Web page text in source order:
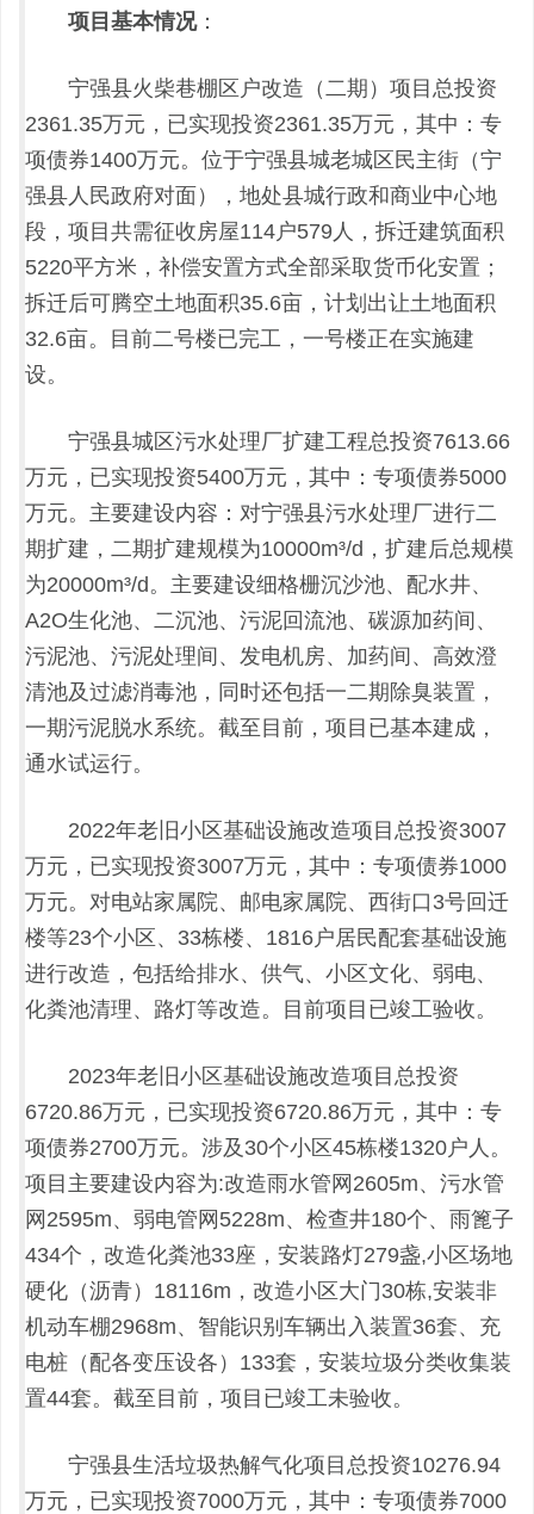
项目基本情况：
宁强县火柴巷棚区户改造（二期） 项目总投资
2361.35万元，已实现投资2361.35万元，其中：专
项债券1400万元。 位于宁强县城老城区民主街（宁
强县人民政府对面），地处县城行政和商业中心地
段，项目共需征收房屋114户579人，拆迁建筑面积
5220平方米，补偿安置方式全部采取货币化安置；
拆迁后可腾空土地面积35.6亩，计划出让土地面积
32.6亩。 目前二号楼已完工，一号楼正在实施建
设。
宁强县城区污水处理厂扩建工程总投资7613.66
万元，已实现投资5400万元，其中：专项债券5000
万元。主要建设内容 ：对宁强县污水处理厂进行二
期扩建，二期扩建规模为10000m³/d ，扩建后总规模
为20000m³/d。主要建设细格栅沉沙池、配水井、
A2O生化池、二沉池、污泥回流池、碳源加药间、
污泥池、污泥处理间、发电机房、加药间、高效澄
清池及过滤消毒池，同时还包括一二期除臭装置，
一期污泥脱水系统。截至目前，项目已基本建成，
通水试运行。
2022年老旧小区基础设施改造项目总投资3007
万元，已实现投资3007万元，其中：专项债券1000
万元。对电站家属院、邮电家属院、西街口3号回迁
楼等23个小区、33栋楼、1816户居民配套基础设施
进行改造，包括给排水、供气、小区文化、弱电、
化粪池清理、路灯等改造。目前项目已竣工验收。
2023年老旧小区基础设施改造项目总投资
6720.86万元，已实现投资6720.86万元，其中：专
项债券2700万元。涉及30个小区45栋楼1320户人。
项目主要建设内容为:改造雨水管网2605m、污水管
网2595m、弱电管网5228m、检查井180个、雨篦子
434个，改造化粪池33座，安装路灯279盏,小区场地
硬化（沥青）18116m，改造小区大门30栋,安装非
机动车棚2968m、智能识别车辆出入装置36套、充
电桩（配各变压设各）133套，安装垃圾分类收集装
置44套。截至目前，项目已竣工未验收。
宁强县生活垃圾热解气化项目总投资10276.94
万元，已实现投资7000万元，其中：专项债券7000